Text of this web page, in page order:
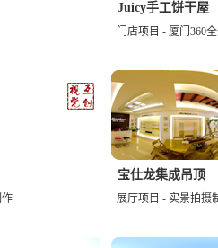
Juicy手工饼干屋
门店项目 - 厦门360
宝仕龙集成吊顶
展厅项目 - 实景拍摄